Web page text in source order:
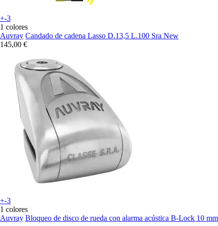
+-3
1 colores
Auvray Candado de cadena Lasso D.13,5 L.100 Sra New
145,00 €
+-3
1 colores
Auvray Bloqueo de disco de rueda con alarma acústica B-Lock 10 mm